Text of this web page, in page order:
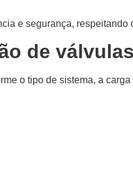
e segurança, respeitando
de
o tipo de sistema, a